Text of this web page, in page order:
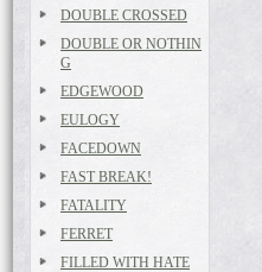
DOUBLE CROSSED
DOUBLE OR NOTHIN
G
EDGEWOOD
EULOGY
FACEDOWN
FAST BREAK!
FATALITY
FERRET
FILLED WITH HATE